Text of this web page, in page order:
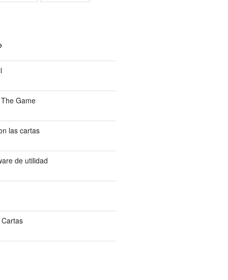
Game
las cartas
de utilidad